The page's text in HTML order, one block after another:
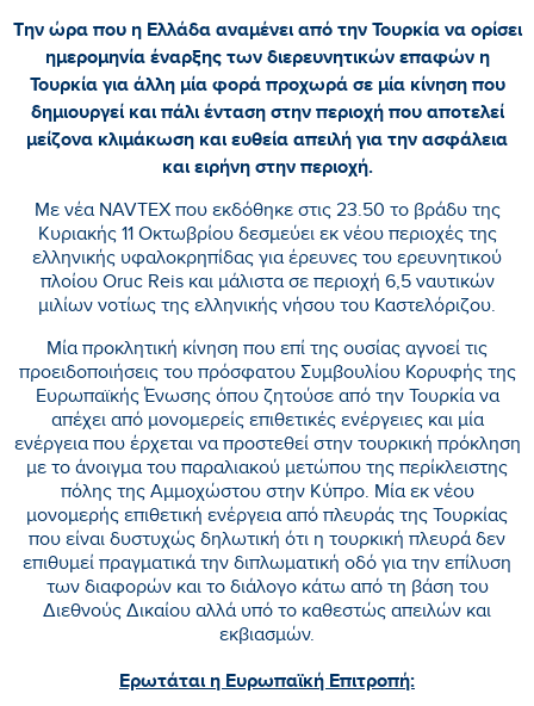
Την ώρα που η Ελλάδα αναμένει από την Τουρκία να ορίσει
ημερομηνία έναρξης των διερευνητικών επαφών η
Τουρκία για άλλη μία φορά προχωρά σε μία κίνηση που
δημιουργεί και πάλι ένταση στην περιοχή που αποτελεί
μείζονα κλιμάκωση και ευθεία απειλή για την ασφάλεια
και ειρήνη στην περιοχή.
Με νέα NAVTEX που εκδόθηκε στις 23.50 το βράδυ της
Κυριακής 11 Οκτωβρίου δεσμεύει εκ νέου περιοχές της
ελληνικής υφαλοκρηπίδας για έρευνες του ερευνητικού
πλοίου Oruc Reis και μάλιστα σε περιοχή 6,5 ναυτικών
μιλίων νοτίως της ελληνικής νήσου του Καστελόριζου.
Μία προκλητική κίνηση που επί της ουσίας αγνοεί τις
προειδοποιήσεις του πρόσφατου Συμβουλίου Κορυφής της
Ευρωπαϊκής Ένωσης όπου ζητούσε από την Τουρκία να
απέχει από μονομερείς επιθετικές ενέργειες και μία
ενέργεια που έρχεται να προστεθεί στην τουρκική πρόκληση
με το άνοιγμα του παραλιακού μετώπου της περίκλειστης
πόλης της Αμμοχώστου στην Κύπρο. Μία εκ νέου
μονομερής επιθετική ενέργεια από πλευράς της Τουρκίας
που είναι δυστυχώς δηλωτική ότι η τουρκική πλευρά δεν
επιθυμεί πραγματικά την διπλωματική οδό για την επίλυση
των διαφορών και το διάλογο κάτω από τη βάση του
Διεθνούς Δικαίου αλλά υπό το καθεστώς απειλών και
εκβιασμών.
Ερωτάται η Ευρωπαϊκή Επιτροπή: